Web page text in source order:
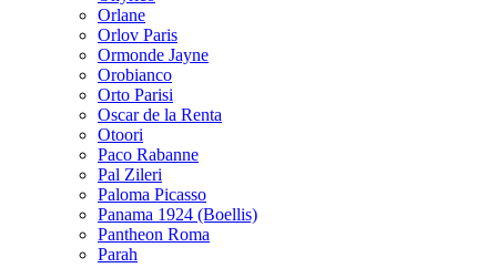
Orlane
Orlov Paris
Ormonde Jayne
Orobianco
Orto Parisi
Oscar de la Renta
Otoori
Paco Rabanne
Pal Zileri
Paloma Picasso
Panama 1924 (Boellis)
Pantheon Roma
Parah